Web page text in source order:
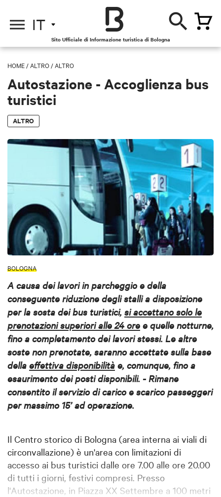
IT
Sito Ufficiale di Informazione turistica di Bologna
HOME /ALTRO /ALTRO
Autostazione - Accoglienza bus
turistici
ALTRO
BOLOGNA
A causa dei lavori in parcheggio e della
conseguente riduzione degli stalli a disposizione
per la sosta dei bus turistici, si accettano solo le
prenotazioni superiori alle 24 ore e quelle notturne,
fino a completamento dei lavori stessi. Le altre
soste non prenotate, saranno accettate sulla base
della effettiva disponibilità e, comunque, fino a
esaurimento dei posti disponibili. - Rimane
consentito il servizio di carico e scarico passeggeri
per massimo 15’ ad operazione.
Il Centro storico di Bologna (area interna ai viali di
circonvallazione) è un'area con limitazioni di
accesso ai bus turistici dalle ore 7.00 alle ore 20.00
di tutti i giorni, festivi compresi. Presso
l'Autostazione, in Piazza XX Settembre a 100 metri